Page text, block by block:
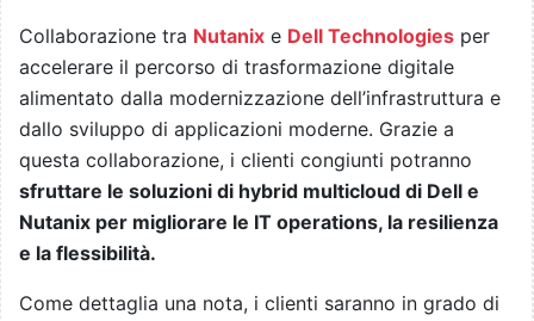
Collaborazione tra Nutanix e Dell Technologies per
accelerare il percorso di trasformazione digitale
alimentato dalla modernizzazione dell’infrastruttura e
dallo sviluppo di applicazioni moderne. Grazie a
questa collaborazione, i clienti congiunti potranno
sfruttare le soluzioni di hybrid multicloud di Dell e
Nutanix per migliorare le IT operations, la resilienza
e la flessibilità.
Come dettaglia una nota, i clienti saranno in grado di